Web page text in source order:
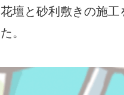
花壇と砂利敷きの施工
た。